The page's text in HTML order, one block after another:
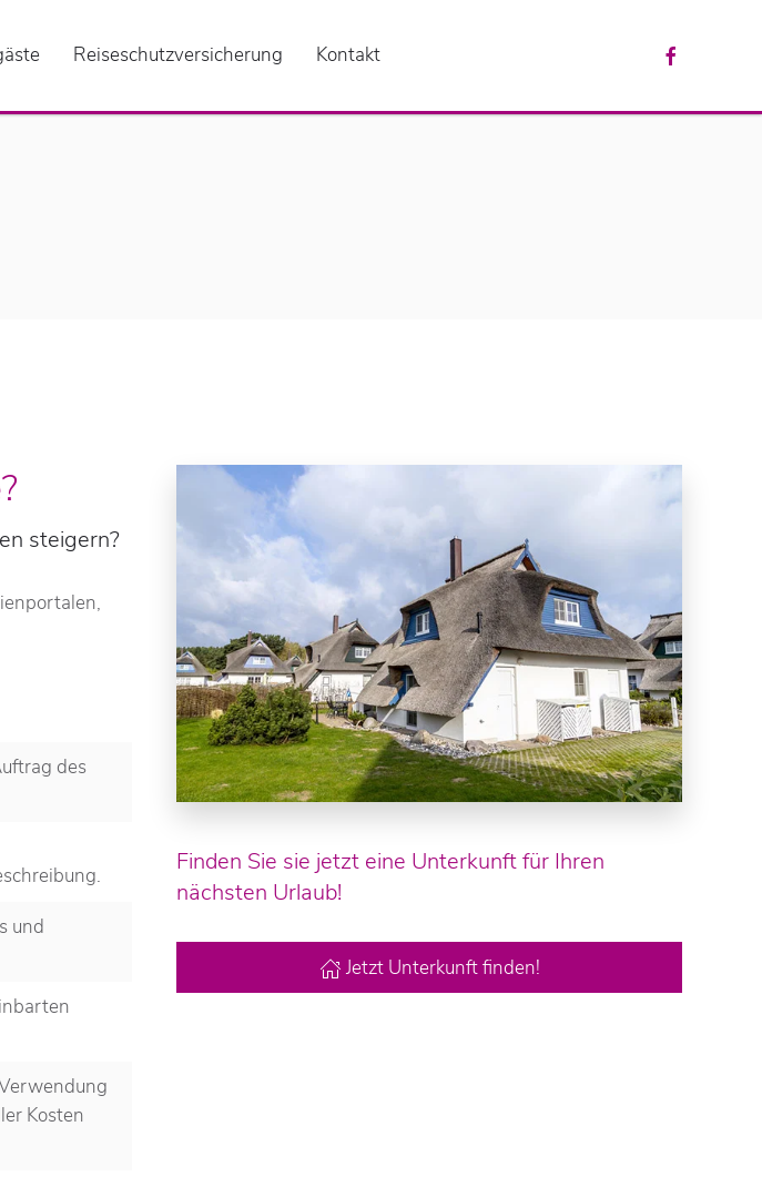
Reiseschutzversicherung Kontakt
steigern?
des
und
Kosten
Finden Sie sie jetzt eine Unterkunft für Ihren
nächsten Urlaub!
Jetzt Unterkunft finden!